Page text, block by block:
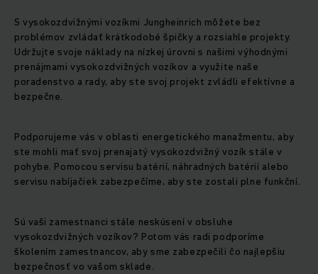
S vysokozdvižnými vozíkmi Jungheinrich môžete bez
problémov zvládať krátkodobé špičky a rozsiahle projekty.
Udržujte svoje náklady na nízkej úrovni s našimi výhodnými
prenájmami vysokozdvižných vozíkov a využite naše
poradenstvo a rady, aby ste svoj projekt zvládli efektívne a
bezpečne.
Podporujeme vás v oblasti energetického manažmentu, aby
ste mohli mať svoj prenajatý vysokozdvižný vozík stále v
pohybe. Pomocou servisu batérií, náhradných batérií alebo
servisu nabíjačiek zabezpečíme, aby ste zostali plne funkční.
Sú vaši zamestnanci stále neskúsení v obsluhe
vysokozdvižných vozíkov? Potom vás radi podporíme
školením zamestnancov, aby sme zabezpečili čo najlepšiu
bezpečnosť vo vašom sklade.